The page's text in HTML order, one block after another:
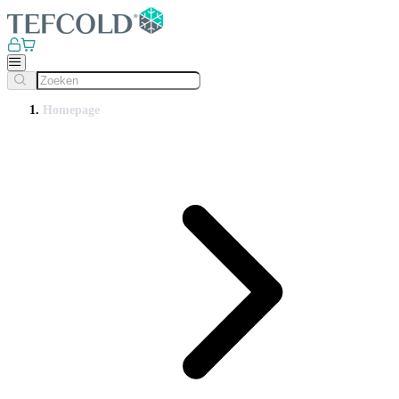
Homepage